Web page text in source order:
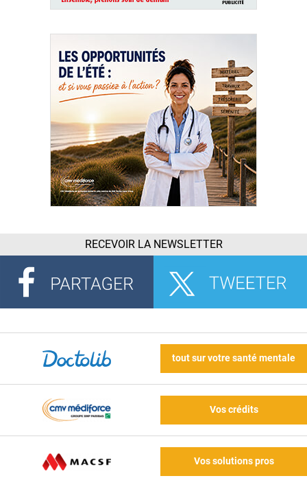
RECEVOIR LA NEWSLETTER
tout sur votre santé mentale
Vos crédits
Vos solutions pros